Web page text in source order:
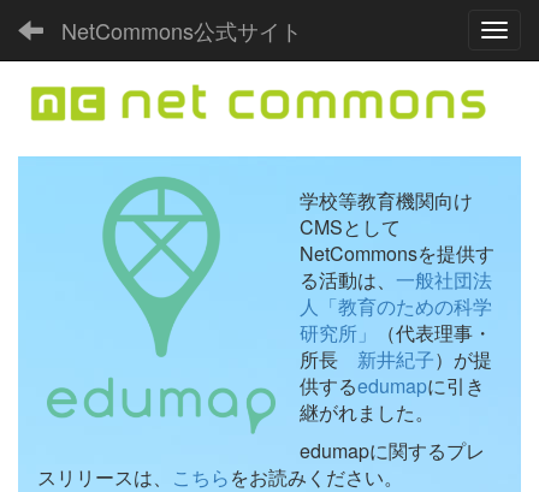
NetCommons公式サイト
学校等教育機関向け
CMSとして
NetCommonsを提供す
る活動は、 一般社団法
人「教育のための科学
研究所」
（代表理事・
所長 新井紀子）が提
供するedumapに引き
継がれました。
edumapに関するプレ
スリリースは、 こちらをお読みください。